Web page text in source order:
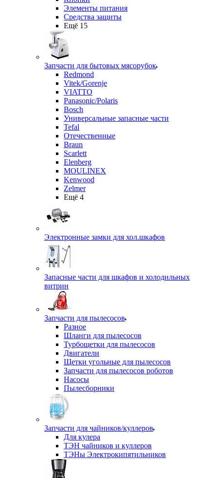
Элементы питания
Средства защиты
Ещё 15
Запчасти для бытовых мясорубок
Redmond
Vitek/Gorenje
VIATTO
Panasonic/Polaris
Bosch
Универсальные запасные части
Tefal
Отечественные
Braun
Scarlett
Elenberg
MOULINEX
Kenwood
Zelmer
Ещё 4
Электронные замки для хол.шкафов
Запасные части для шкафов и холодильных
витрин
Запчасти для пылесосов
Разное
Шланги для пылесосов
Турбощетки для пылесосов
Двигатели
Щетки угольные для пылесосов
Запчасти для пылесосов роботов
Насосы
Пылесборники
Запчасти для чайников/куллеров
Для кулера
ТЭН чайников и куллеров
ТЭНы Электрокипятильников